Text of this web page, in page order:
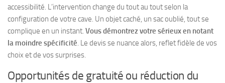
accessibilité. L’intervention change du tout au tout selon la
configuration de votre cave. Un objet caché, un sac oublié, tout se
complique en un instant. Vous démontrez votre sérieux en notant
la moindre spécificité. Le devis se nuance alors, reflet fidèle de vos
choix et de vos surprises.
Opportunités de gratuité ou réduction du